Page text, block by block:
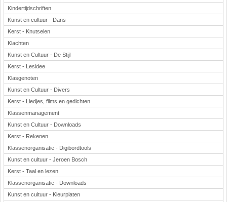
Kindertijdschriften
Kunst en cultuur - Dans
Kerst - Knutselen
Klachten
Kunst en Cultuur - De Stijl
Kerst - Lesidee
Klasgenoten
Kunst en Cultuur - Divers
Kerst - Liedjes, films en gedichten
Klassenmanagement
Kunst en Cultuur - Downloads
Kerst - Rekenen
Klassenorganisatie - Digibordtools
Kunst en cultuur - Jeroen Bosch
Kerst - Taal en lezen
Klassenorganisatie - Downloads
Kunst en cultuur - Kleurplaten